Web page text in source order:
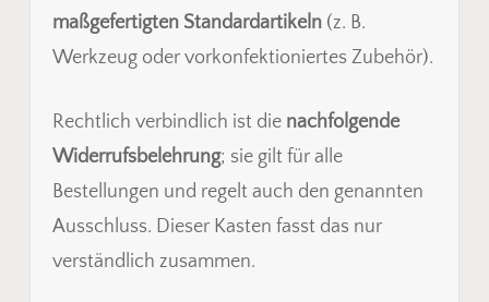
maßgefertigten Standardartikeln(z. B.
Werkzeug oder vorkonfektioniertes Zubehör).
Rechtlich verbindlich ist die nachfolgende
Widerrufsbelehrung; sie gilt für alle
Bestellungen und regelt auch den genannten
Ausschluss. Dieser Kasten fasst das nur
verständlich zusammen.